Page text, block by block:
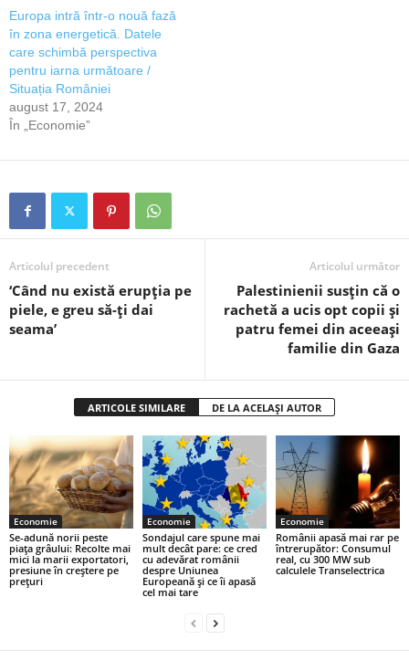
Europa intră într-o nouă fază
în zona energetică. Datele
care schimbă perspectiva
pentru iarna următoare /
Situația României
august 17, 2024
În „Economie”
Articolul precedent
‘Când nu există erupția pe
piele, e greu să-ți dai
seama’
Articolul următor
Palestinienii susțin că o
rachetă a ucis opt copii și
patru femei din aceeași
familie din Gaza
ARTICOLE SIMILARE DE LA ACELAȘI AUTOR
Economie
Se-adună norii peste
piața grâului: Recolte mai
mici la marii exportatori,
presiune în creștere pe
prețuri
Economie
Sondajul care spune mai
mult decât pare: ce cred
cu adevărat românii
despre Uniunea
Europeană și ce îi apasă
cel mai tare
Economie
Românii apasă mai rar pe
întrerupător: Consumul
real, cu 300 MW sub
calculele Transelectrica